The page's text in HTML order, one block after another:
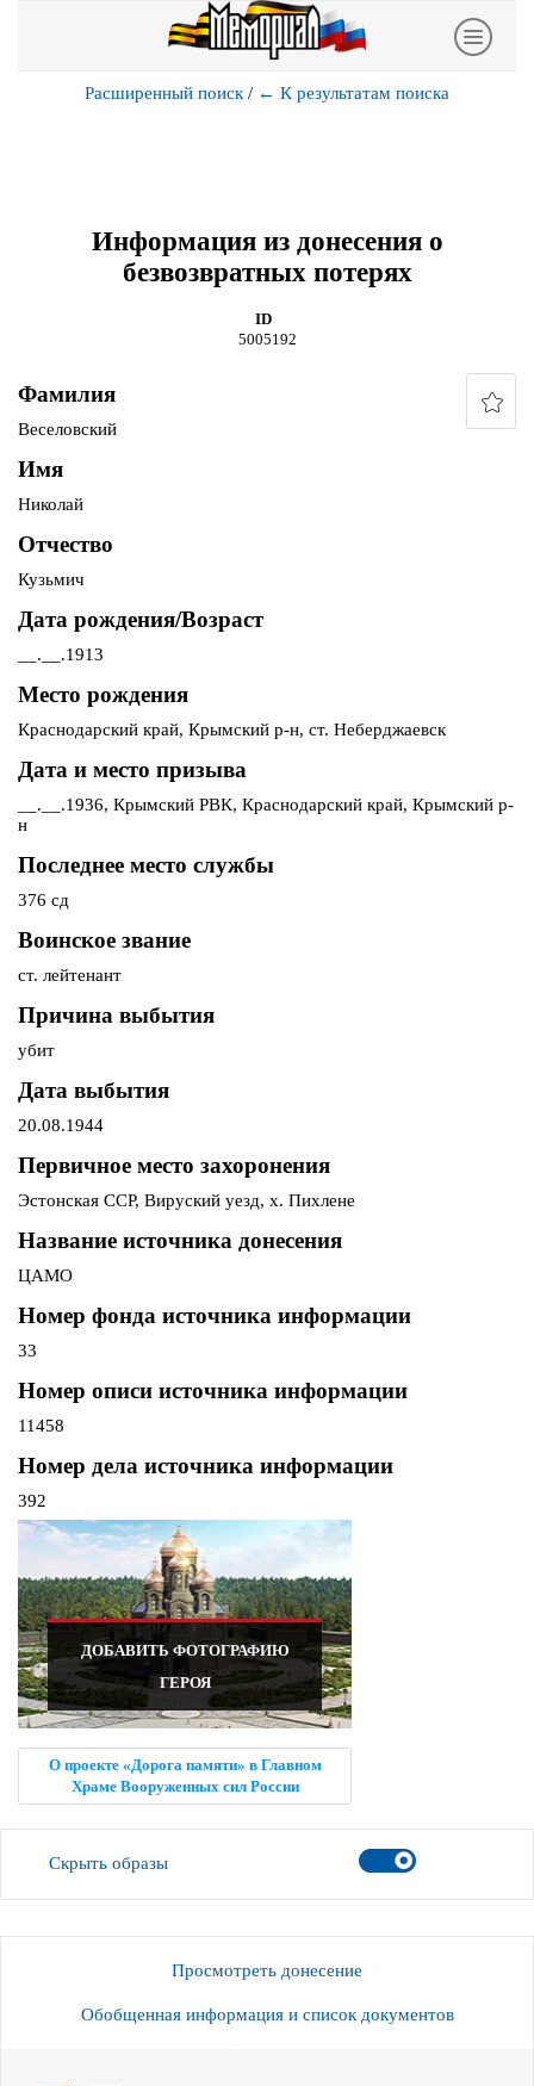
Расширенный поиск / ← К результатам поиска
Информация из донесения о
безвозвратных потерях
ID
5005192
Фамилия
Веселовский
Имя
Николай
Отчество
Кузьмич
Дата рождения/Возраст
__.__.1913
Место рождения
Краснодарский край, Крымский р-н, ст. Неберджаевск
Дата и место призыва
__.__.1936, Крымский РВК, Краснодарский край, Крымский р-
н
Последнее место службы
376 сд
Воинское звание
ст. лейтенант
Причина выбытия
убит
Дата выбытия
20.08.1944
Первичное место захоронения
Эстонская ССР, Вируский уезд, х. Пихлене
Название источника донесения
ЦАМО
Номер фонда источника информации
33
Номер описи источника информации
11458
Номер дела источника информации
392
ДОБАВИТЬ ФОТОГРАФИЮ
ГЕРОЯ
О проекте «Дорога памяти» в Главном
Храме Вооруженных сил России
Скрыть образы
Просмотреть донесение
Обобщенная информация и список документов